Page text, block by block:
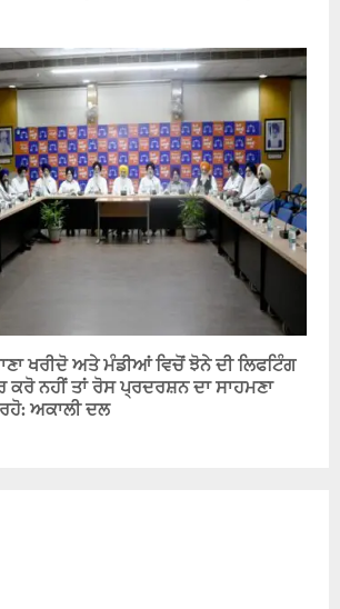
ਖਰੀਦੋ ਅਤੇ ਮੰਡੀਆਂ ਵਿਚੋਂ ਝੋਨੇ ਦੀ ਲਿਫਟਿੰਗ
ਨਹੀਂ ਤਾਂ ਰੋਸ ਪ੍ਰਦਰਸ਼ਨ ਦਾ ਸਾਹਮਣਾ
ਅਕਾਲੀ ਦਲ